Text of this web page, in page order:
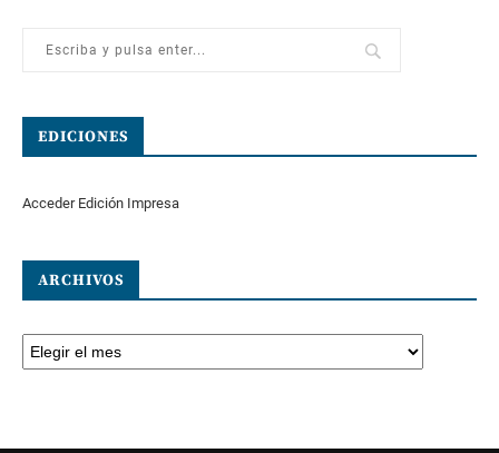
EDICIONES
Acceder Edición Impresa
ARCHIVOS